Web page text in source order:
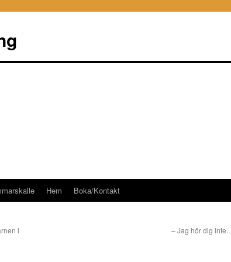
Hem Boka/Kontakt
i
– Jag hör dig inte…